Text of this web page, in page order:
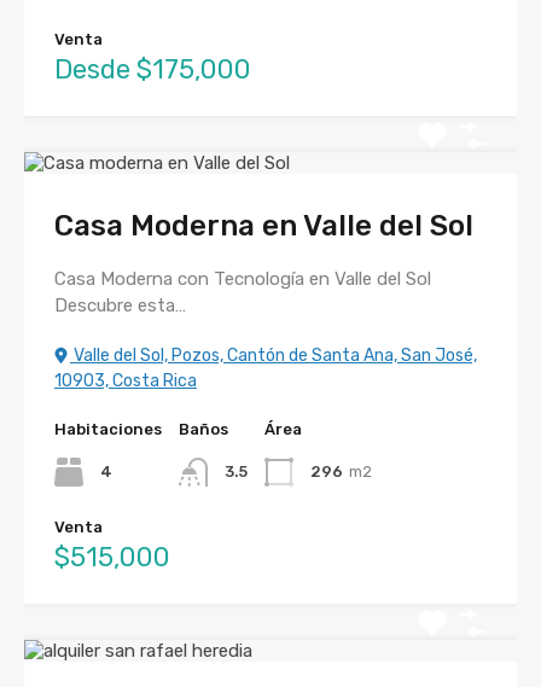
Venta
Desde $175,000
Casa Moderna en Valle del Sol
Casa Moderna con Tecnología en Valle del Sol
Descubre esta…
Valle del Sol, Pozos, Cantón de Santa Ana, San José,
10903, Costa Rica
Habitaciones
4
Baños
3.5
Área
296 m2
Venta
$515,000